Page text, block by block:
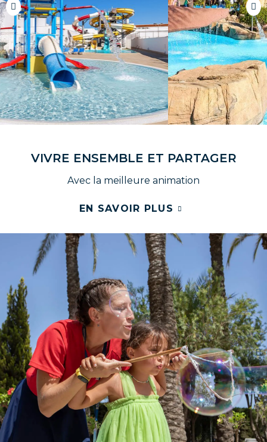
VIVRE ENSEMBLE ET PARTAGER
Avec la meilleure animation
EN SAVOIR PLUS